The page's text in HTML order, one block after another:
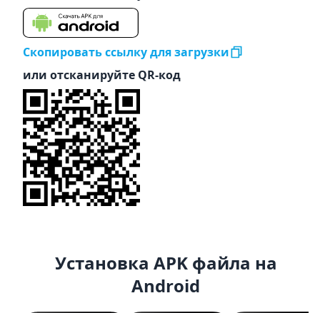
Скопировать ссылку для загрузки
или отсканируйте QR-код
Установка APK файла на
Android